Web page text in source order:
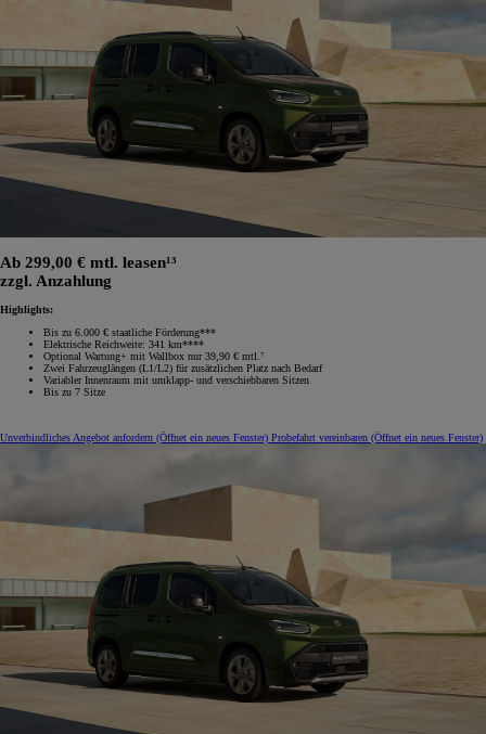
Ab 299,00 € mtl. leasen¹³
zzgl. Anzahlung
Highlights:
Bis zu 6.000 € staatliche Förderung***
Elektrische Reichweite: 341 km****
Optional Wartung+ mit Wallbox nur 39,90 € mtl.⁷
Zwei Fahrzeuglängen (L1/L2) für zusätzlichen Platz nach Bedarf
Variabler Innenraum mit umklapp‑ und verschiebbaren Sitzen
Bis zu 7 Sitze
Unverbindliches Angebot anfordern (Öffnet ein neues Fenster) Probefahrt vereinbaren (Öffnet ein neues Fenster)